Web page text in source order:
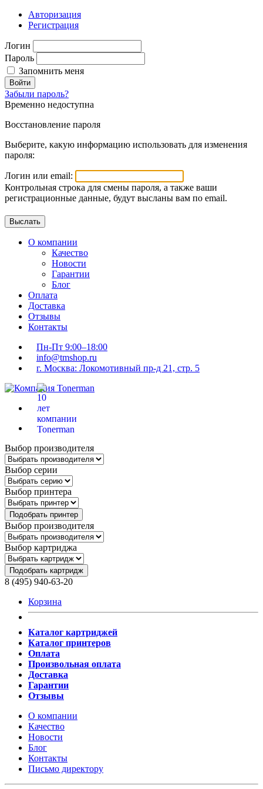
Авторизация
Регистрация
Логин
Пароль
Запомнить меня
Войти
Забыли пароль?
Временно недоступна
Восстановление пароля
Выберите, какую информацию использовать для изменения
пароля:
Логин или email:
Контрольная строка для смены пароля, а также ваши
регистрационные данные, будут высланы вам по email.
О компании
Качество
Новости
Гарантии
Блог
Оплата
Доставка
Отзывы
Контакты
Пн-Пт 9:00–18:00
info@tmshop.ru
г. Москва: Локомотивный пр-д 21, стр. 5
Выбор производителя
Выбор серии
Выбор принтера
Подобрать принтер
Выбор производителя
Выбор картриджа
Подобрать картридж
8 (495) 940-63-20
Корзина
Каталог картриджей
Каталог принтеров
Оплата
Произвольная оплата
Доставка
Гарантии
Отзывы
О компании
Качество
Новости
Блог
Контакты
Письмо директору